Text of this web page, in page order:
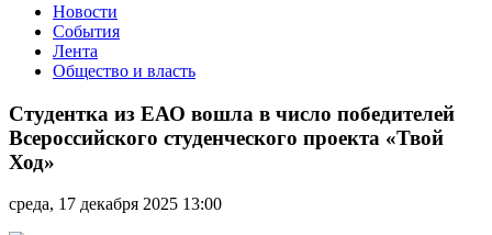
Новости
События
Лента
Общество и власть
из
ЕАО
вошла
в
победителей
Студентка из ЕАО вошла в число победителей
Всероссийского студенческого проекта «Твой
Ход»
среда, 17 декабря 2025 13:00